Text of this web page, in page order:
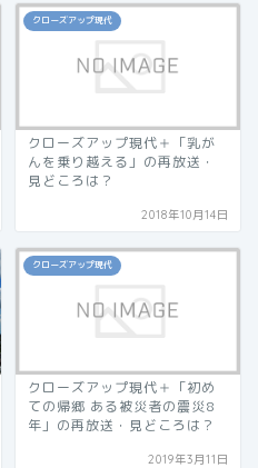
クローズアップ現代
クローズアップ現代＋「乳が
んを乗り越える」の再放送・
見どころは？
2018年10月14日
クローズアップ現代
クローズアップ現代＋「初め
ての帰郷 ある被災者の震災8
年」の再放送・見どころは？
2019年3月11日